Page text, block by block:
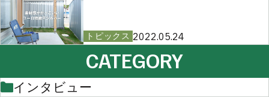
トピックス 2022.05.24
CATEGORY
インタビュー